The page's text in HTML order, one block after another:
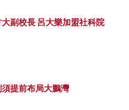
副校長 呂大樂加盟社科院
提前布局大鵬灣